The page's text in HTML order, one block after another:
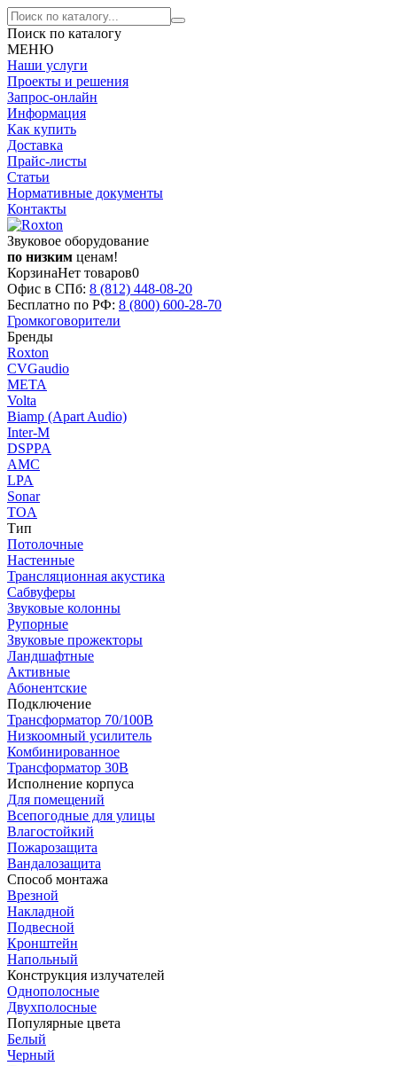
Поиск по каталогу
МЕНЮ
Наши услуги
Проекты и решения
Запрос-онлайн
Информация
Как купить
Доставка
Прайс-листы
Статьи
Нормативные документы
Контакты
Звуковое оборудование
по низким ценам!
КорзинаНет товаров0
Офис в СПб: 8 (812) 448-08-20
Бесплатно по РФ: 8 (800) 600-28-70
Громкоговорители
Бренды
Roxton
CVGaudio
МЕТА
Volta
Biamp (Apart Audio)
Inter-M
DSPPA
AMC
LPA
Sonar
TOA
Тип
Потолочные
Настенные
Трансляционная акустика
Сабвуферы
Звуковые колонны
Рупорные
Звуковые прожекторы
Ландшафтные
Активные
Абонентские
Подключение
Трансформатор 70/100В
Низкоомный усилитель
Комбинированное
Трансформатор 30В
Исполнение корпуса
Для помещений
Всепогодные для улицы
Влагостойкий
Пожарозащита
Вандалозащита
Способ монтажа
Врезной
Накладной
Подвесной
Кронштейн
Напольный
Конструкция излучателей
Однополосные
Двухполосные
Популярные цвета
Белый
Черный